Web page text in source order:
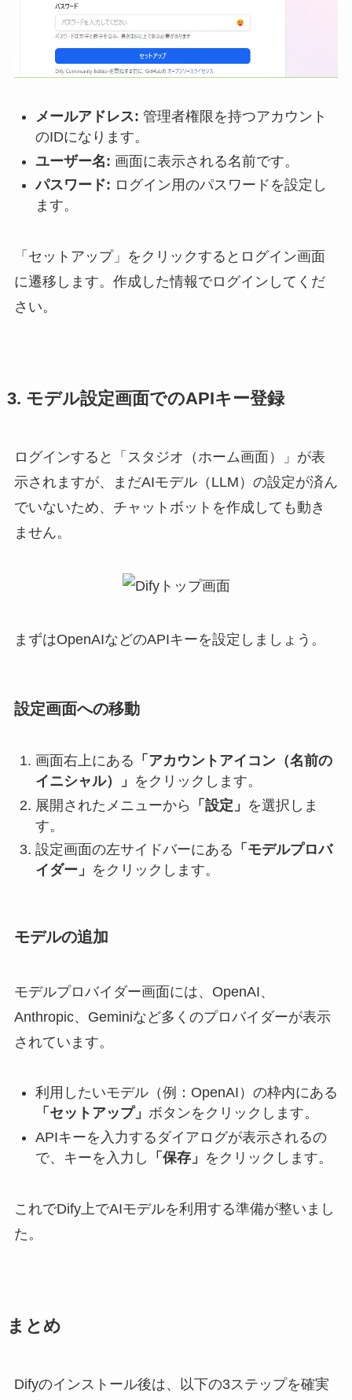
メールアドレス: 管理者権限を持つアカウント
のIDになります。
ユーザー名: 画面に表示される名前です。
パスワード: ログイン用のパスワードを設定し
ます。
「セットアップ」をクリックするとログイン画面
に遷移します。作成した情報でログインしてくだ
さい。
3. モデル設定画面でのAPIキー登録
ログインすると「スタジオ（ホーム画面）」が表
示されますが、まだAIモデル（LLM）の設定が済ん
でいないため、チャットボットを作成しても動き
ません。
まずはOpenAIなどのAPIキーを設定しましょう。
設定画面への移動
画面右上にある 「アカウントアイコン（名前の
イニシャル）」 をクリックします。
展開されたメニューから
「設定」 を選択しま
す。
設定画面の左サイドバーにある 「モデルプロバ
イダー」 をクリックします。
モデルの追加
モデルプロバイダー画面には、OpenAI、
Anthropic、Geminiなど多くのプロバイダーが表示
されています。
利用したいモデル（例：OpenAI）の枠内にある
「セットアップ」 ボタンをクリックします。
APIキーを入力するダイアログが表示されるの
で、キーを入力し
「保存」 をクリックします。
これでDify上でAIモデルを利用する準備が整いまし
た。
まとめ
Difyのインストール後は、以下の3ステップを確実